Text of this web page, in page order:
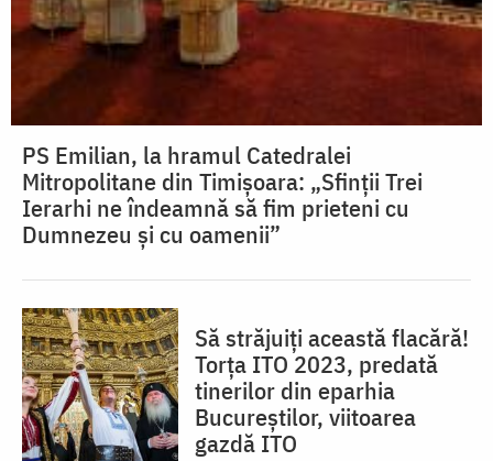
PS Emilian, la hramul Catedralei
Mitropolitane din Timișoara: „Sfinții Trei
Ierarhi ne îndeamnă să fim prieteni cu
Dumnezeu și cu oamenii”
Să străjuiți această flacără!
Torța ITO 2023, predată
tinerilor din eparhia
Bucureștilor, viitoarea
gazdă ITO